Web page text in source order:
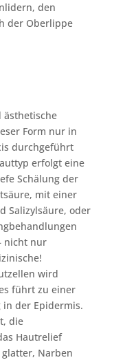
den
der Oberlippe
ästhetische
Form nur in
durchgeführt
erfolgt eine
Schälung der
mit einer
Salizylsäure, oder
nicht nur
wird
führt zu einer
der Epidermis.
die
Hautrelief
Narben